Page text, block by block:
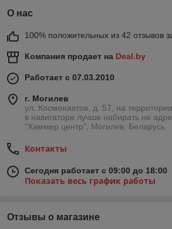
О нас
100% положительных из 42 отзывов
Компания продает на Deal.by
Работает с 07.03.2010
г. Могилев
ул. Космонавтов, д. 57, на
в навигаторе лучше набирать не
"Хаммер центр", Могилев, Беларусь
Контакты
Сегодня работает с 09:00 до 18:00
Показать весь график работы
Отзывы о магазине